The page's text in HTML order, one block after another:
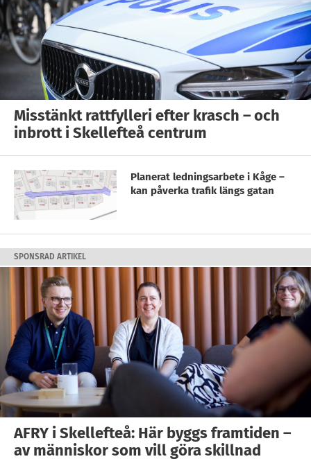
Misstänkt rattfylleri efter krasch – och
inbrott i Skellefteå centrum
Planerat ledningsarbete i Kåge –
kan påverka trafik längs gatan
SPONSRAD ARTIKEL
AFRY i Skellefteå: Här byggs framtiden –
av människor som vill göra skillnad